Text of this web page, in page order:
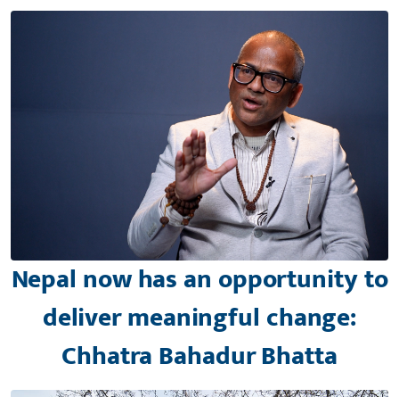
Nepal now has an opportunity to
deliver meaningful change:
Chhatra Bahadur Bhatta